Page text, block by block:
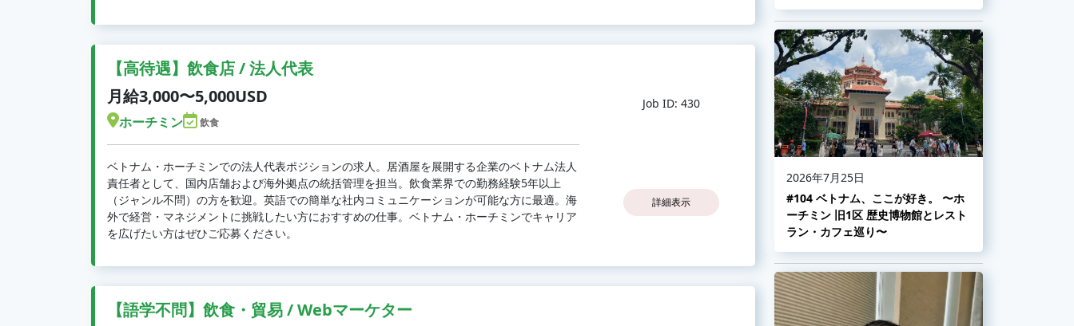
【高待遇】飲食店 / 法人代表
月給3,000〜5,000USD
ホーチミン 飲食
ベトナム・ホーチミンでの法人代表ポジションの求人。居酒屋を展開する企業のベトナム法人
責任者として、国内店舗および海外拠点の統括管理を担当。飲食業界での勤務経験5年以上
（ジャンル不問）の方を歓迎。英語での簡単な社内コミュニケーションが可能な方に最適。海
外で経営・マネジメントに挑戦したい方におすすめの仕事。ベトナム・ホーチミンでキャリア
を広げたい方はぜひご応募ください。
Job ID: 430
詳細表示
【語学不問】飲食・貿易 / Webマーケター
2026年7月25日
#104 ベトナム、ここが好き。 〜ホ
ーチミン 旧1区 歴史博物館とレスト
ラン・カフェ巡り〜